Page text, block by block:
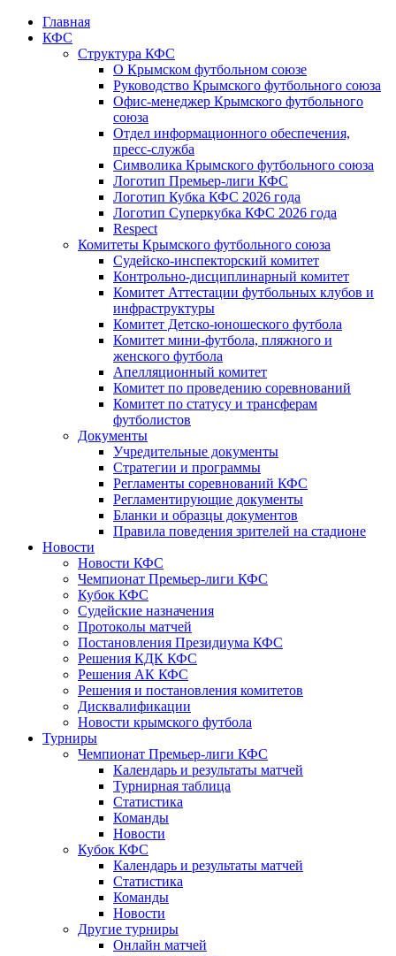
Главная
КФС
Структура КФС
О Крымском футбольном союзе
Руководство Крымского футбольного союза
Офис-менеджер Крымского футбольного
союза
Отдел информационного обеспечения,
пресс-служба
Символика Крымского футбольного союза
Логотип Премьер-лиги КФС
Логотип Кубка КФС 2026 года
Логотип Суперкубка КФС 2026 года
Respect
Комитеты Крымского футбольного союза
Судейско-инспекторский комитет
Контрольно-дисциплинарный комитет
Комитет Аттестации футбольных клубов и
инфраструктуры
Комитет Детско-юношеского футбола
Комитет мини-футбола, пляжного и
женского футбола
Апелляционный комитет
Комитет по проведению соревнований
Комитет по статусу и трансферам
футболистов
Документы
Учредительные документы
Стратегии и программы
Регламенты соревнований КФС
Регламентирующие документы
Бланки и образцы документов
Правила поведения зрителей на стадионе
Новости
Новости КФС
Чемпионат Премьер-лиги КФС
Кубок КФС
Судейские назначения
Протоколы матчей
Постановления Президиума КФС
Решения КДК КФС
Решения АК КФС
Решения и постановления комитетов
Дисквалификации
Новости крымского футбола
Турниры
Чемпионат Премьер-лиги КФС
Календарь и результаты матчей
Турнирная таблица
Статистика
Команды
Новости
Кубок КФС
Календарь и результаты матчей
Статистика
Команды
Новости
Другие турниры
Онлайн матчей